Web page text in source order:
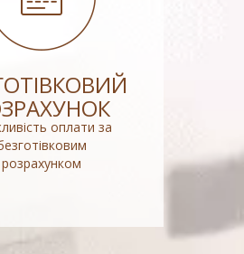
оплати за
розрахунком